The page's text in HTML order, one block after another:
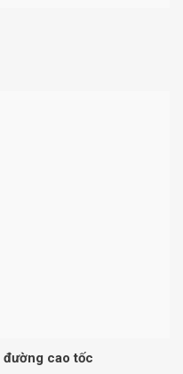
đường cao tốc